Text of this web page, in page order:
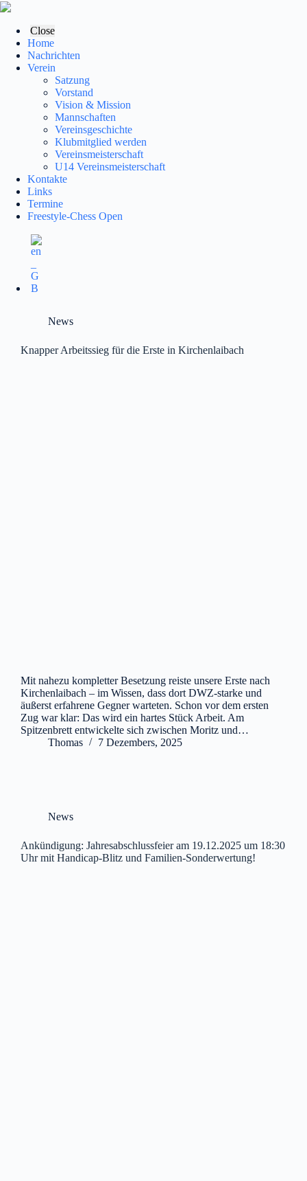
Zum
springenClose
Home
Nachrichten
Verein
Satzung
Vorstand
Vision & Mission
Mannschaften
Vereinsgeschichte
Klubmitglied werden
Vereinsmeisterschaft
U14 Vereinsmeisterschaft
Kontakte
Links
Termine
Freestyle-Chess Open
News
Knapper Arbeitssieg für die Erste in Kirchenlaibach
Mit nahezu kompletter Besetzung reiste unsere Erste nach
Kirchenlaibach – im Wissen, dass dort DWZ-starke und
äußerst erfahrene Gegner warteten. Schon vor dem ersten
Zug war klar: Das wird ein hartes Stück Arbeit. Am
Spitzenbrett entwickelte sich zwischen Moritz und…
Thomas
7 Dezembers, 2025
News
Ankündigung: Jahresabschlussfeier am 19.12.2025 um 18:30
Uhr mit Handicap-Blitz und Familien-Sonderwertung!